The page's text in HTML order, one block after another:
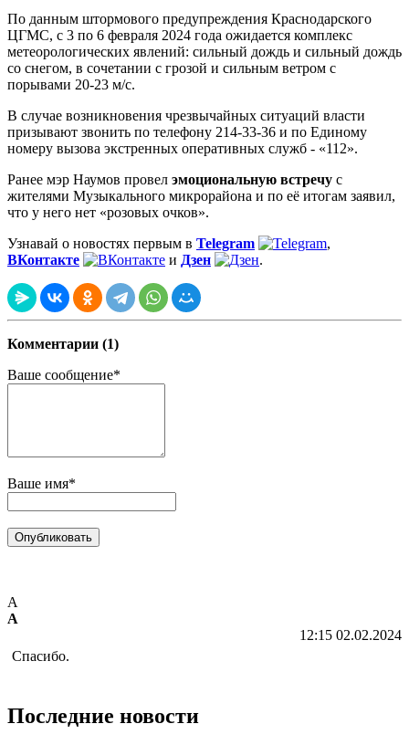
По данным штормового предупреждения Краснодарского
ЦГМС, с 3 по 6 февраля 2024 года ожидается комплекс
метеорологических явлений: сильный дождь и сильный дождь
со снегом, в сочетании с грозой и сильным ветром с
порывами 20-23 м/с.
В случае возникновения чрезвычайных ситуаций власти
призывают звонить по телефону 214-33-36 и по Единому
номеру вызова экстренных оперативных служб - «112».
Ранее мэр Наумов провел эмоциональную встречу с
жителями Музыкального микрорайона и по её итогам заявил,
что у него нет «розовых очков».
Узнавай о новостях первым в Telegram
,
ВКонтакте
и Дзен .
Комментарии (1)
Ваше сообщение*
Ваше имя*
А
А
12:15 02.02.2024
Спасибо.
Последние новости